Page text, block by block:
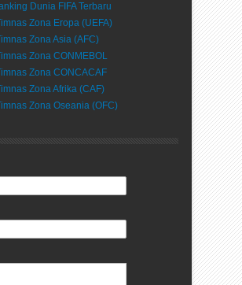
Dunia FIFA Terbaru
Zona Eropa (UEFA)
Zona Asia (AFC)
Zona CONMEBOL
Zona CONCACAF
Zona Afrika (CAF)
Zona Oseania (OFC)